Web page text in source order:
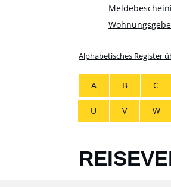
Alphabetisches Register
A B C
U V W